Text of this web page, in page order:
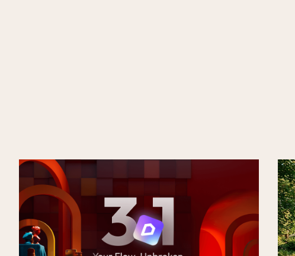
Nieuw in D5 3.1: van rendering naar een
volledig presentatieplatform
Gepubliceerd op 16/7/2026